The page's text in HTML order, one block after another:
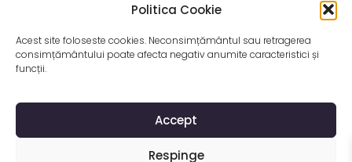
Politica Cookie
Acest site foloseste cookies. Neconsimțământul sau retragerea
consimțământului poate afecta negativ anumite caracteristici și
funcții.
Accept
Respinge
Politica de utilizare Cookie